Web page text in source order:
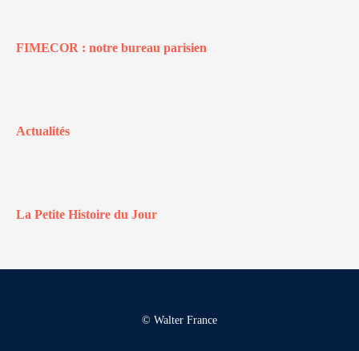
FIMECOR : notre bureau parisien
Actualités
La Petite Histoire du Jour
© Walter France